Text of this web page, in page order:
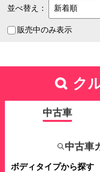
並べ替え：
販売中のみ表示
ク
中古車
中古車
ボディタイプから探す